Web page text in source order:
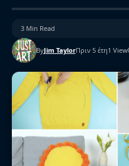
ByJim TaylorΠριν 5 έτη1 View
3 Min Read